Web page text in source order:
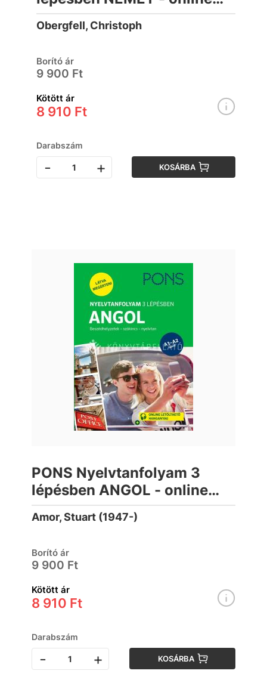
letölthető hanganyaggal
Obergfell, Christoph
Borító ár
9 900 Ft
Kötött ár
8 910 Ft
Darabszám
- + KOSÁRBA
PONS Nyelvtanfolyam 3
lépésben ANGOL - online
letölthető hanganyaggal
Amor, Stuart (1947-)
Borító ár
9 900 Ft
Kötött ár
8 910 Ft
Darabszám
- + KOSÁRBA